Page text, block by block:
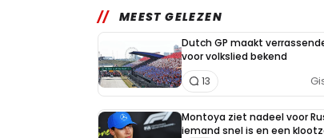
MEEST GELEZEN
Dutch GP maakt
voor volkslied bekend
13
Montoya ziet nadeel voor
iemand snel is en een